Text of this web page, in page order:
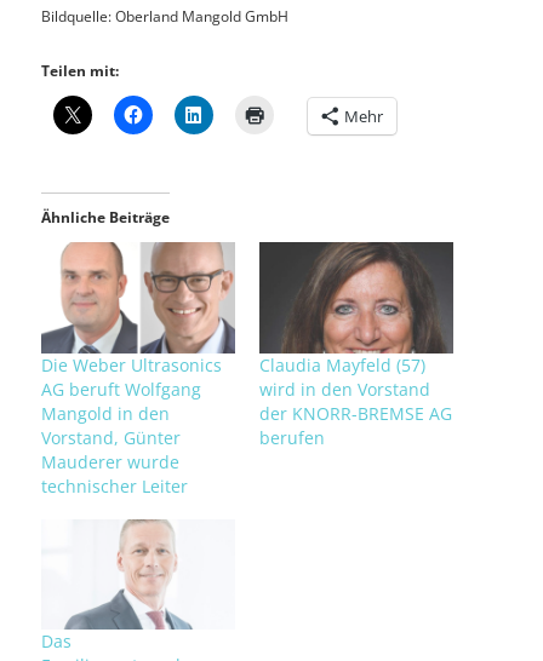
Bildquelle: Oberland Mangold GmbH
Teilen mit:
Mehr
Ähnliche Beiträge
Die Weber Ultrasonics
AG beruft Wolfgang
Mangold in den
Vorstand, Günter
Mauderer wurde
technischer Leiter
Claudia Mayfeld (57)
wird in den Vorstand
der KNORR-BREMSE AG
berufen
Das